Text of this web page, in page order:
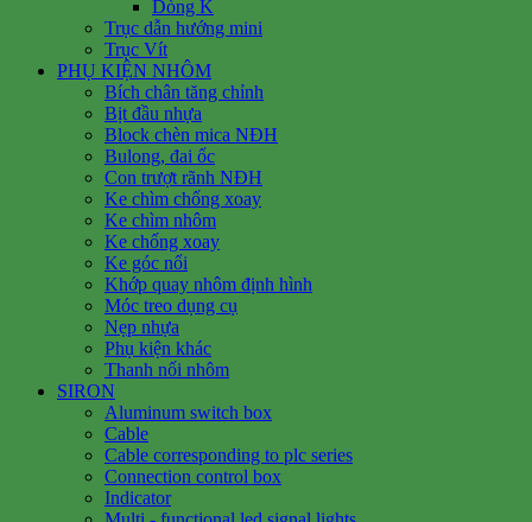
Dòng K
Trục dẫn hướng mini
Trục Vít
PHỤ KIỆN NHÔM
Bích chân tăng chỉnh
Bịt đầu nhựa
Block chèn mica NĐH
Bulong, đai ốc
Con trượt rãnh NĐH
Ke chìm chống xoay
Ke chìm nhôm
Ke chống xoay
Ke góc nổi
Khớp quay nhôm định hình
Móc treo dụng cụ
Nẹp nhựa
Phụ kiện khác
Thanh nối nhôm
SIRON
Aluminum switch box
Cable
Cable corresponding to plc series
Connection control box
Indicator